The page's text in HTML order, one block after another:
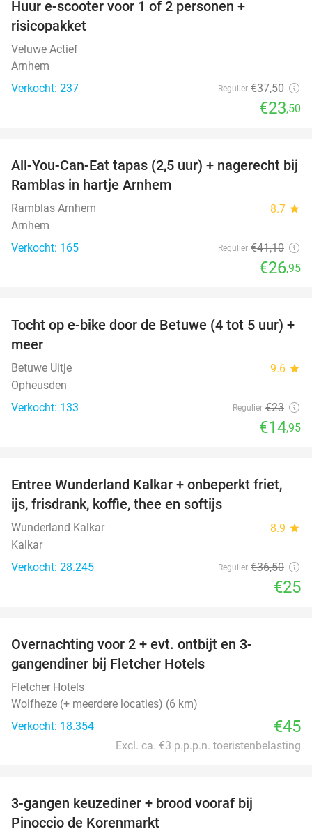
Huur e-scooter voor 1 of 2 personen +
risicopakket
Veluwe Actief
Arnhem
Verkocht: 237
Regulier €37,50
€23,50
34%
All-You-Can-Eat tapas (2,5 uur) + nagerecht bij
Ramblas in hartje Arnhem
Ramblas Arnhem 8.7 star
Arnhem
Verkocht: 165
Regulier €41,10
€26,95
35%
Tocht op e-bike door de Betuwe (4 tot 5 uur) +
meer
Betuwe Uitje 9.6 star
Opheusden
Verkocht: 133
Regulier €23
€14,95
32%
Entree Wunderland Kalkar + onbeperkt friet,
ijs, frisdrank, koffie, thee en softijs
Wunderland Kalkar 8.9 star
Kalkar
Verkocht: 28.245
Regulier €36,50
€25
Overnachting voor 2 + evt. ontbijt en 3-
gangendiner bij Fletcher Hotels
Fletcher Hotels
Wolfheze (+ meerdere locaties) (6 km)
Verkocht: 18.354
€45
Excl. ca. €3 p.p.p.n. toeristenbelasting
3-gangen keuzediner + brood vooraf bij
Pinoccio de Korenmarkt